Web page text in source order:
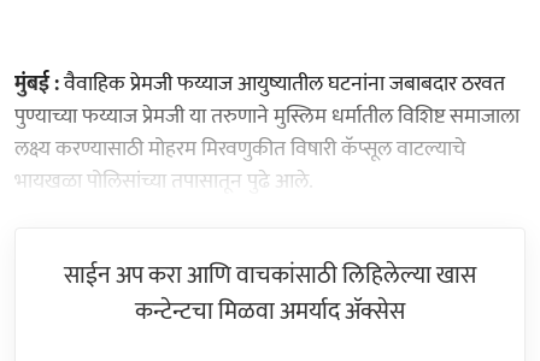
मुंबई :वैवाहिक प्रेमजी फय्याज आयुष्यातील घटनांना जबाबदार ठरवत
पुण्याच्या फय्याज प्रेमजी या तरुणाने मुस्लिम धर्मातील विशिष्ट समाजाला
लक्ष्य करण्यासाठी मोहरम मिरवणुकीत विषारी कॅप्सूल वाटल्याचे
भायखळा पोलिसांच्या तपासातून पुढे आले.
साईन अप करा आणि वाचकांसाठी लिहिलेल्या खास
कन्टेन्टचा मिळवा अमर्याद ॲक्सेस